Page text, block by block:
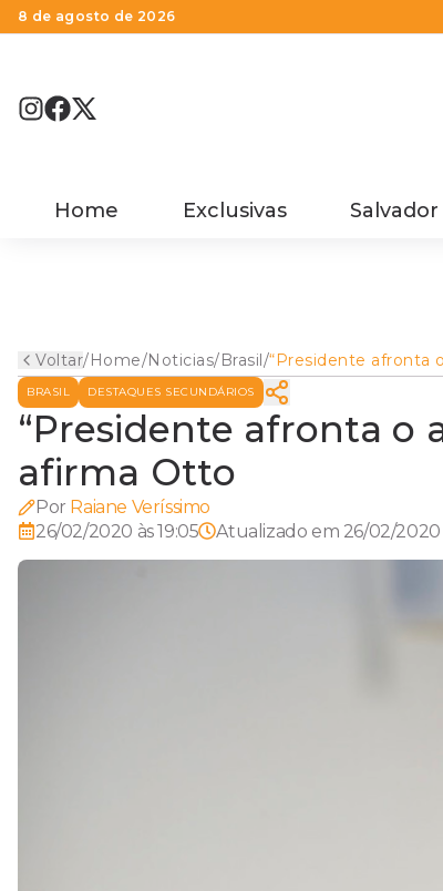
8 de agosto de 2026
Home Exclusivas Salvador
Voltar/Home/Noticias/Brasil/“Presidente afronta
85 da Constituição”,
Otto
BRASIL DESTAQUES SECUNDÁRIOS
“Presidente afronta o
afirma Otto
Por Raiane Veríssimo
26/02/2020 às 19:05
Atualizado em 26/02/2020